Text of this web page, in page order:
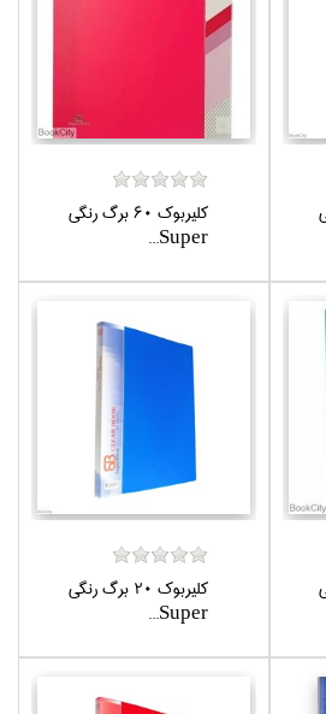
كليربوك 60 برگ رنگي
Super...
كليربوك 20 برگ رنگي
Super...